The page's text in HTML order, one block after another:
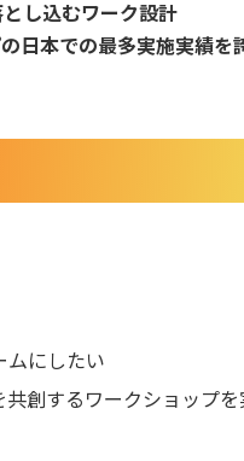
し込むワーク設計
日本での最多実施実績を
ムにしたい
創するワークショップ